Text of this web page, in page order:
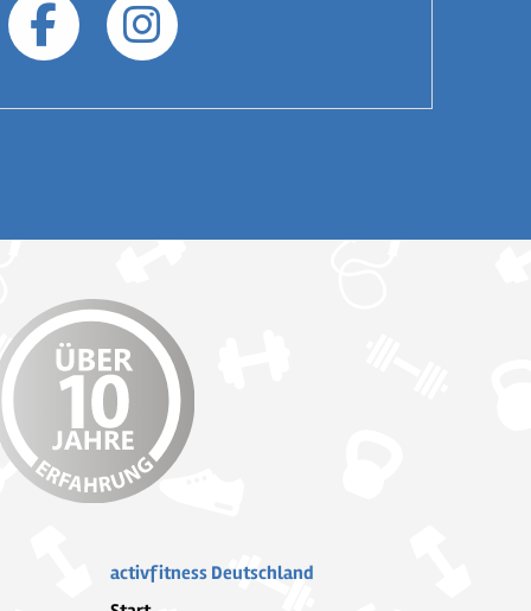
activfitness Deutschland